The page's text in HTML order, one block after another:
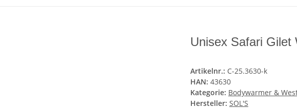
Unisex Safari Gilet
Artikelnr.: C-25.3630-k
HAN: 43630
Kategorie: Bodywarmer &
Hersteller: SOL'S